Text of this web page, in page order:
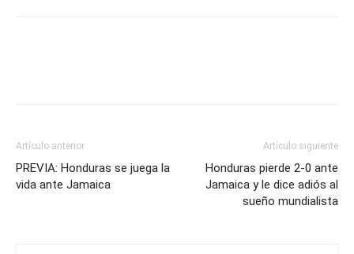
Artículo anterior
PREVIA: Honduras se juega la
vida ante Jamaica
Artículo siguiente
Honduras pierde 2-0 ante
Jamaica y le dice adiós al
sueño mundialista